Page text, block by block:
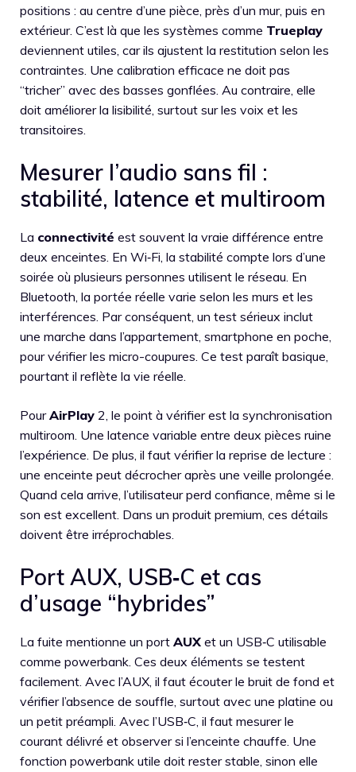
positions : au centre d’une pièce, près d’un mur, puis en
extérieur. C’est là que les systèmes comme Trueplay
deviennent utiles, car ils ajustent la restitution selon les
contraintes. Une calibration efficace ne doit pas
“tricher” avec des basses gonflées. Au contraire, elle
doit améliorer la lisibilité, surtout sur les voix et les
transitoires.
Mesurer l’audio sans fil :
stabilité, latence et multiroom
La connectivité est souvent la vraie différence entre
deux enceintes. En Wi‑Fi, la stabilité compte lors d’une
soirée où plusieurs personnes utilisent le réseau. En
Bluetooth, la portée réelle varie selon les murs et les
interférences. Par conséquent, un test sérieux inclut
une marche dans l’appartement, smartphone en poche,
pour vérifier les micro-coupures. Ce test paraît basique,
pourtant il reflète la vie réelle.
PourAirPlay 2, le point à vérifier est la synchronisation
multiroom. Une latence variable entre deux pièces ruine
l’expérience. De plus, il faut vérifier la reprise de lecture :
une enceinte peut décrocher après une veille prolongée.
Quand cela arrive, l’utilisateur perd confiance, même si le
son est excellent. Dans un produit premium, ces détails
doivent être irréprochables.
Port AUX, USB‑C et cas
d’usage “hybrides”
La fuite mentionne un port AUX et un USB‑C utilisable
comme powerbank. Ces deux éléments se testent
facilement. Avec l’AUX, il faut écouter le bruit de fond et
vérifier l’absence de souffle, surtout avec une platine ou
un petit préampli. Avec l’USB‑C, il faut mesurer le
courant délivré et observer si l’enceinte chauffe. Une
fonction powerbank utile doit rester stable, sinon elle